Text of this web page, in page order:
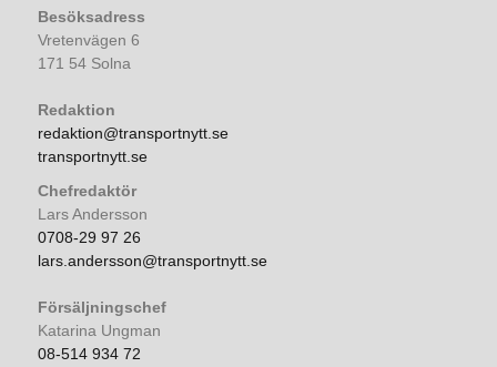
Besöksadress
Vretenvägen 6
171 54 Solna
Redaktion
redaktion@transportnytt.se
transportnytt.se
Chefredaktör
Lars Andersson
0708-29 97 26
lars.andersson@transportnytt.se
Försäljningschef
Katarina Ungman
08-514 934 72